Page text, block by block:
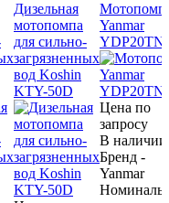
Дизельная
мотопомпа
для сильно-
загрязненных
вод Koshin
KTY-50D
Yanmar
Цена по
запросу
В наличии
Бренд -
Yanmar